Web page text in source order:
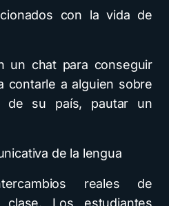
con la vida de
un chat para conseguir
contarle a alguien sobre
de su país, pautar un
de la lengua
reales de
clase. Los estudiantes